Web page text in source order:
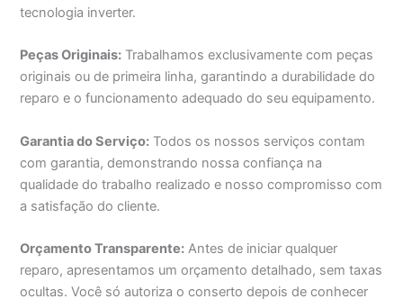
tecnologia inverter.
Peças Originais: Trabalhamos exclusivamente com peças
originais ou de primeira linha, garantindo a durabilidade do
reparo e o funcionamento adequado do seu equipamento.
Garantia do Serviço: Todos os nossos serviços contam
com garantia, demonstrando nossa confiança na
qualidade do trabalho realizado e nosso compromisso com
a satisfação do cliente.
Orçamento Transparente: Antes de iniciar qualquer
reparo, apresentamos um orçamento detalhado, sem taxas
ocultas. Você só autoriza o conserto depois de conhecer